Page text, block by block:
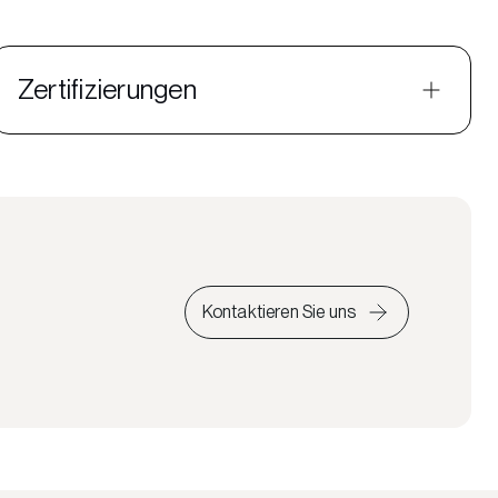
Zertifizierungen
Kontaktieren Sie uns